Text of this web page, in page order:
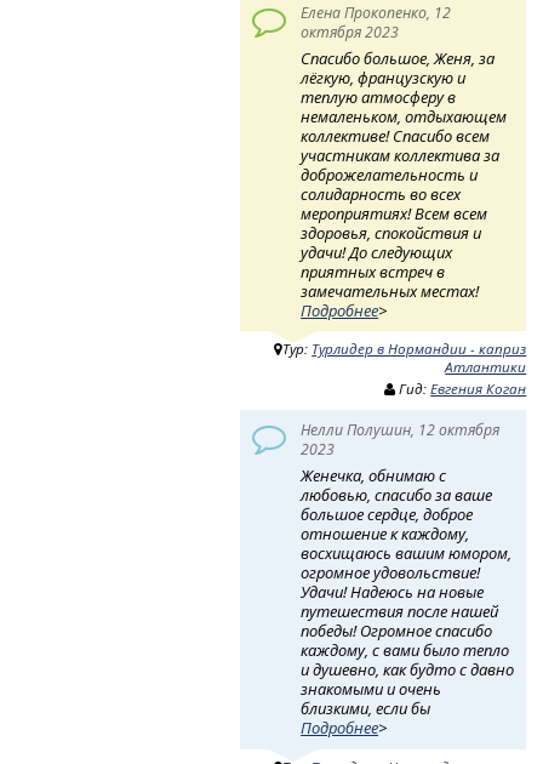
Елена Прокопенко, 12
октября 2023
Спасибо большое, Женя, за
лёгкую, французскую и
теплую атмосферу в
немаленьком, отдыхающем
коллективе! Спасибо всем
участникам коллектива за
доброжелательность и
солидарность во всех
мероприятиях! Всем всем
здоровья, спокойствия и
удачи! До следующих
приятных встреч в
замечательных местах!
Подробнее>
Тур: Турлидер в Нормандии - каприз
Атлантики
Гид:Евгения Коган
Нелли Полушин, 12 октября
2023
Женечка, обнимаю с
любовью, спасибо за ваше
большое сердце, доброе
отношение к каждому,
восхищаюсь вашим юмором,
огромное удовольствие!
Удачи! Надеюсь на новые
путешествия после нашей
победы! Огромное спасибо
каждому, с вами было тепло
и душевно, как будто с давно
знакомыми и очень
близкими, если бы
Подробнее>